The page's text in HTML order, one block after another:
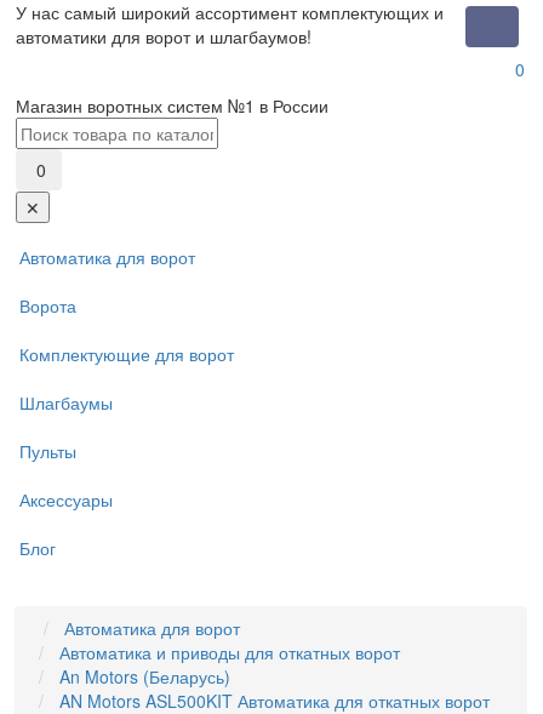
У нас самый широкий ассортимент комплектующих и
автоматики для ворот и шлагбаумов!
0
Магазин воротных систем №1 в России
0
✕
Автоматика для ворот
Ворота
Комплектующие для ворот
Шлагбаумы
Пульты
Аксессуары
Блог
Автоматика для ворот
Автоматика и приводы для откатных ворот
An Motors (Беларусь)
AN Motors ASL500KIT Автоматика для откатных ворот